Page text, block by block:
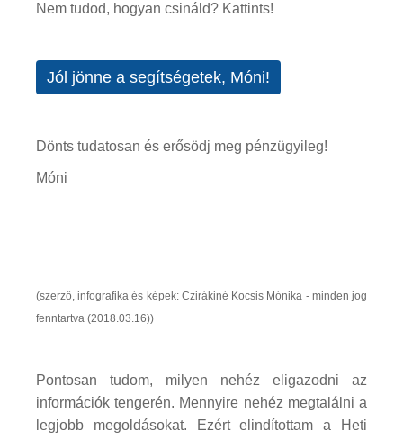
Nem tudod, hogyan csináld? Kattints!
Jól jönne a segítségetek, Móni!
Dönts tudatosan és erősödj meg pénzügyileg!
Móni
(szerző, infografika és képek: Czirákiné Kocsis Mónika - minden jog
fenntartva (2018.03.16))
Pontosan tudom, milyen nehéz eligazodni az
információk tengerén. Mennyire nehéz megtalálni a
legjobb megoldásokat. Ezért elindítottam a Heti